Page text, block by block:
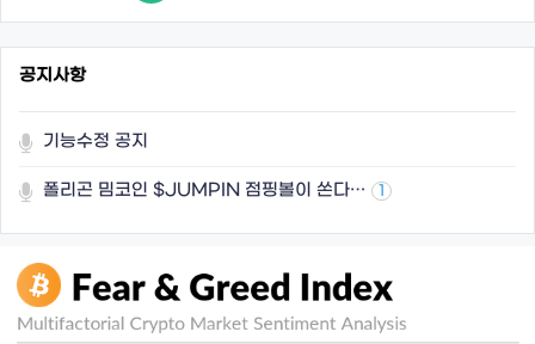
공지사항
기능수정 공지
폴리곤 밈코인 $JUMPIN 점핑볼이 쏜다… 1